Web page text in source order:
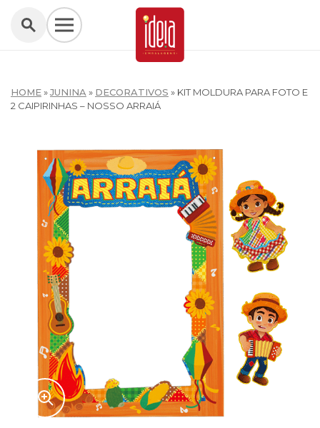
HOME»JUNINA » DECORATIVOS » KIT MOLDURA PARA FOTO E
2 CAIPIRINHAS – NOSSO ARRAIÁ